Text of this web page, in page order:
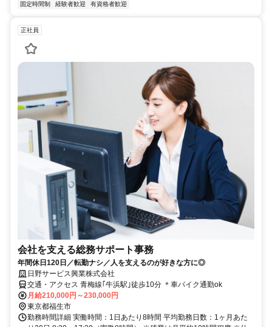
固定時間制 経験者歓迎 有資格者歓迎
正社員
会社を支える総務サポート事務
年間休日120日／転勤ナシ／人を支えるのが好きな方に◎
日野サービス興業株式会社
交通・アクセス 青梅線｢牛浜駅｣徒歩10分 ＊車バイク通勤ok
月給210,000円～230,000円
東京都福生市
勤務時間詳細 実働時間：1日あたり8時間 平均勤務日数：1ヶ月あた